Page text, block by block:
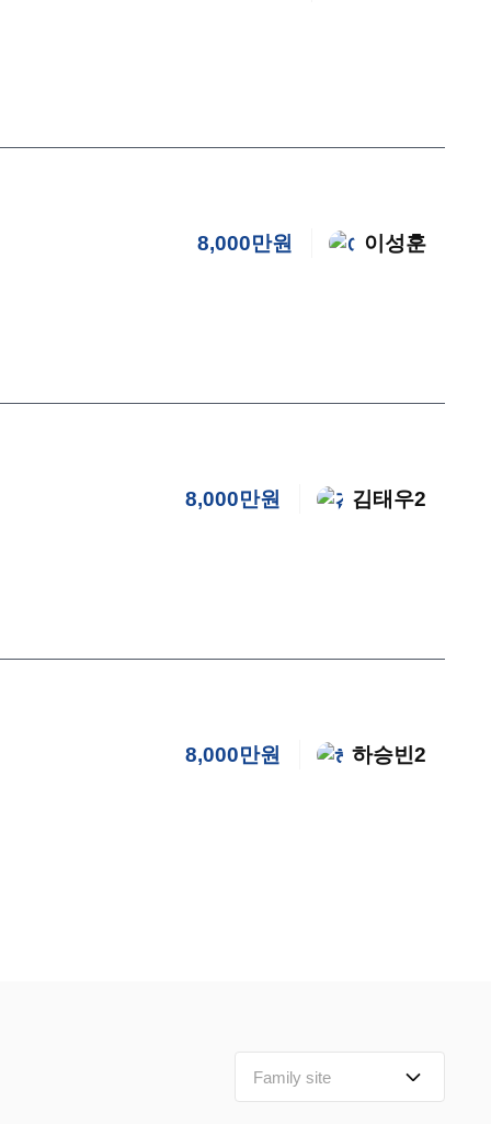
8,000만원 이성훈
8,000만원 김태우2
8,000만원 하승빈2
Family site